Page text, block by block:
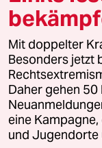
© 2026 taz
Alle Rechte
wenden Sie sich bitte an
Feedback
Leitlinie
Mit doppelter
Besonders jetzt
Daher gehen 50
eine
und Jugendorte